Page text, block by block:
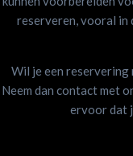
reserveren, vooral in
Wil je een reservering
Neem dan contact met
ervoor dat